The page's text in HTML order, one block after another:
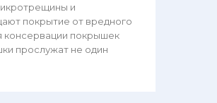
и
покрытие от вредного
консервации покрышек
прослужат не один